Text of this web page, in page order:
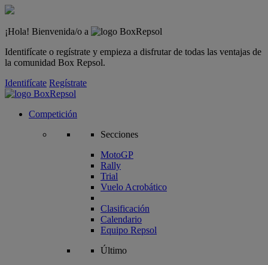
¡Hola! Bienvenida/o a
Identifícate o regístrate y empieza a disfrutar de todas las ventajas de
la comunidad Box Repsol.
Identifícate Regístrate
Competición
Secciones
MotoGP
Rally
Trial
Vuelo Acrobático
Clasificación
Calendario
Equipo Repsol
Último